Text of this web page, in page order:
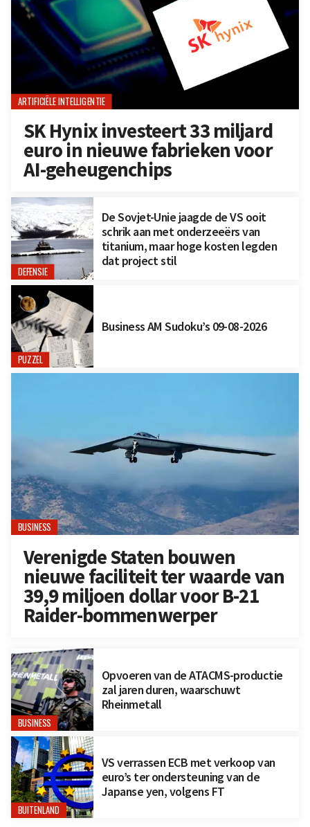
ARTIFICIËLE INTELLIGENTIE
SK Hynix investeert 33 miljard
euro in nieuwe fabrieken voor
AI-geheugenchips
DEFENSIE
De Sovjet-Unie jaagde de VS ooit
schrik aan met onderzeeërs van
titanium, maar hoge kosten legden
dat project stil
PUZZEL
Business AM Sudoku’s 09-08-2026
BUSINESS
Verenigde Staten bouwen
nieuwe faciliteit ter waarde van
39,9 miljoen dollar voor B-21
Raider-bommenwerper
BUSINESS
Opvoeren van de ATACMS-productie
zal jaren duren, waarschuwt
Rheinmetall
BUITENLAND
VS verrassen ECB met verkoop van
euro’s ter ondersteuning van de
Japanse yen, volgens FT